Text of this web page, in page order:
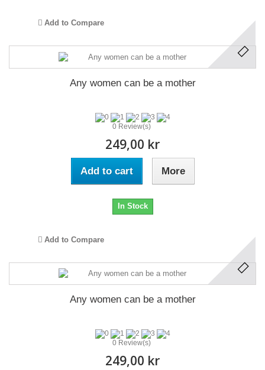
Add to Compare
Any women can be a mother
0 Review(s)
249,00 kr
Add to cart More
In Stock
Add to Compare
Any women can be a mother
0 Review(s)
249,00 kr